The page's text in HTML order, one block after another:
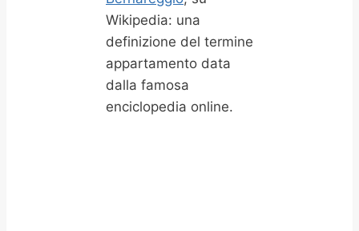
Wikipedia: una
definizione del termine
appartamento data
dalla famosa
enciclopedia online.